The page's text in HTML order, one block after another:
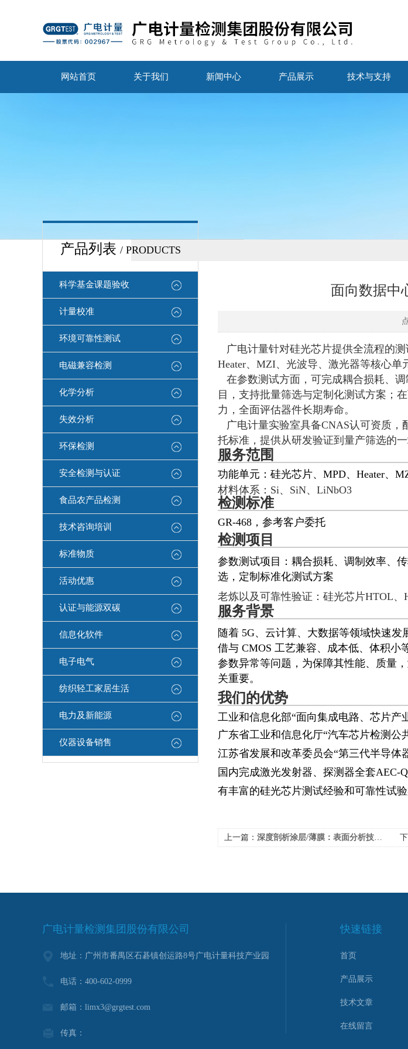
网站首页 关于我们 新闻中心 产品展示 技术与支持
产品列表 / PRODUCTS
科学基金课题验收
计量校准
环境可靠性测试
电磁兼容检测
化学分析
失效分析
环保检测
安全检测与认证
食品农产品检测
技术咨询培训
标准物质
活动优惠
认证与能源双碳
信息化软件
电子电气
纺织轻工家居生活
电力及新能源
仪器设备销售
面向数据中
广电计量针对硅光芯片提供全流程的
Heater、MZI、光波导、激光器等核心单
在参数测试方面，可完成耦合损耗、
目，支持批量筛选与定制化测试方案；
力，全面评估器件长期寿命。
广电计量实验室具备CNAS认可资质
托标准，提供从研发验证到量产筛选的一
服务范围
功能单元：硅光芯片、MPD、Heater、
材料体系：Si、SiN、LiNbO3
检测标准
GR-468，参考客户委托
检测项目
参数测试项目：耦合损耗、调制效率、
选，定制标准化测试方案
老炼以及可靠性验证：硅光芯片HTOL、
服务背景
随着 5G、云计算、大数据等领域快速
借与 CMOS 工艺兼容、成本低、体积
参数异常等问题，为保障其性能、质量
关重要。
我们的优势
⼯业和信息化部“⾯向集成电路、芯⽚产
⼴东省⼯业和信息化厅“汽车芯⽚检测公
江苏省发展和改⾰委员会“第三代半导
国内完成激光发射器、探测器全套AEC-
有丰富的硅光芯片测试经验和可靠性试验
上一篇： 深度剖析涂层/薄膜：表面分析技术在工业界的应用
广电计量检测集团股份有限公司
地址：广州市番禺区石碁镇创运路8号广电计量科技产业园
电话：400-602-0999
邮箱：limx3@grgtest.com
传真：
快速链接
首页
产品展示
技术文章
在线留言